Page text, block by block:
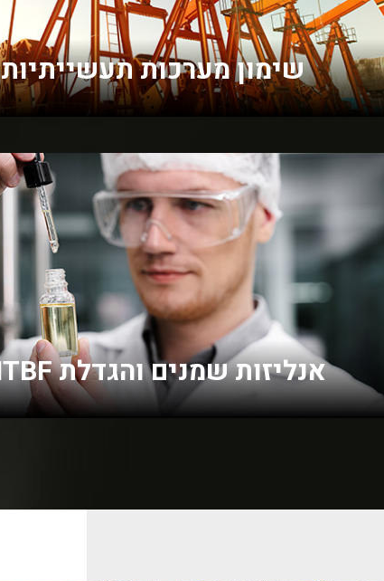
שימון מערכות תעשייתיות
אנליזות שמנים והגדלת MTBF